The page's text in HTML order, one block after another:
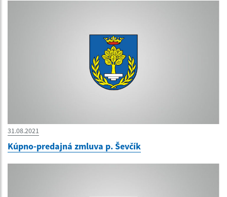
31.08.2021
Kúpno-predajná zmluva p. Ševčík